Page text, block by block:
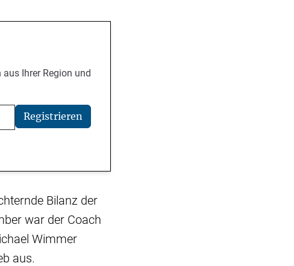
Ihrer Region und
Registrieren
Bilanz der
war der Coach
Wimmer
aus.